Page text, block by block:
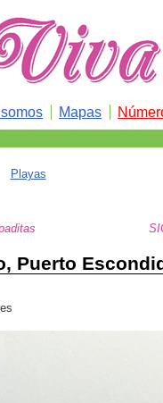
Mapas
Playas
Puerto